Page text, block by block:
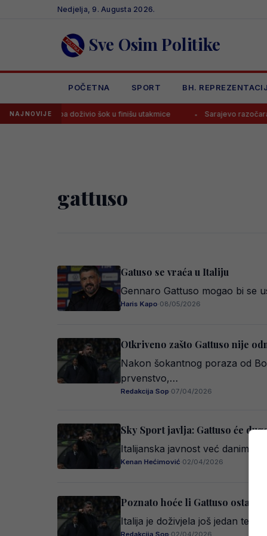
Nedjelja, 9. Augusta 2026.
Sve Osim Politike
POČETNA SPORT BH.
NAJNOVIJEpa doživio šok u finišu utakmice Sarajevo razočaralo
gattuso
Gatuso se vraća u Italiju
Gennaro Gattuso mogao bi se
Haris Kapo·08/05/2026
Otkriveno zašto Gattuso nije
Nakon šokantnog poraza od
prvenstvo,…
Redakcija Sop·07/04/2026
Sky Sport javlja: Gattuso će
Italijanska javnost već danima
Kenan Hećimović·02/04/2026
Poznato hoće li Gattuso ostati
Italija je doživjela još jedan
Redakcija Sop·02/04/2026